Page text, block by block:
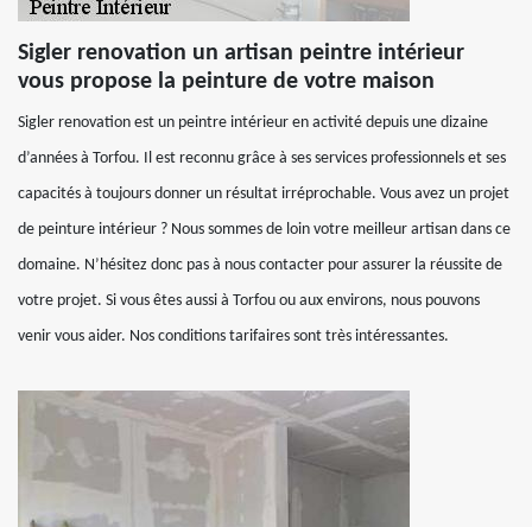
Sigler renovation un artisan peintre intérieur
vous propose la peinture de votre maison
Sigler renovation est un peintre intérieur en activité depuis une dizaine
d’années à Torfou. Il est reconnu grâce à ses services professionnels et ses
capacités à toujours donner un résultat irréprochable. Vous avez un projet
de peinture intérieur ? Nous sommes de loin votre meilleur artisan dans ce
domaine. N’hésitez donc pas à nous contacter pour assurer la réussite de
votre projet. Si vous êtes aussi à Torfou ou aux environs, nous pouvons
venir vous aider. Nos conditions tarifaires sont très intéressantes.